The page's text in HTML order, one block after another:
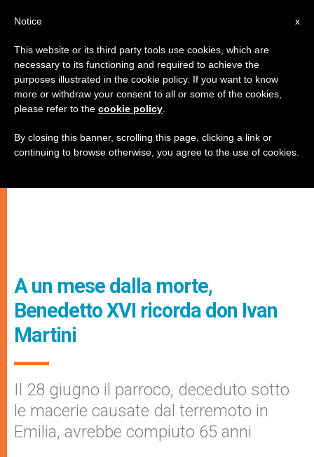
A un mese dalla morte,
Benedetto XVI ricorda don Ivan
Martini
Il 28 giugno il parroco, deceduto sotto
le macerie causate dal terremoto in
Emilia, avrebbe compiuto 65 anni
x
Notice
This website or its third party tools use cookies, which are
necessary to its functioning and required to achieve the
purposes illustrated in the cookie policy. If you want to know
more or withdraw your consent to all or some of the cookies,
please refer to the cookie policy
By closing this banner, scrolling this page, clicking a link or
continuing to browse otherwise, you agree to the use of cookies.